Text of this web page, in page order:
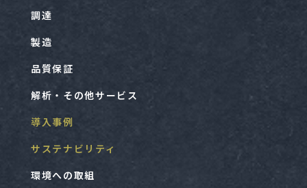
調達
製造
品質保証
解析・その他サービス
導入事例
サステナビリティ
環境への取組